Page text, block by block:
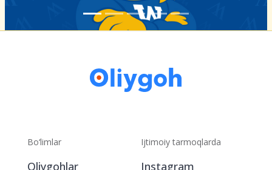
Bo‘limlar
Oliygohlar
Ijtimoiy tarmoqlarda
Instagram